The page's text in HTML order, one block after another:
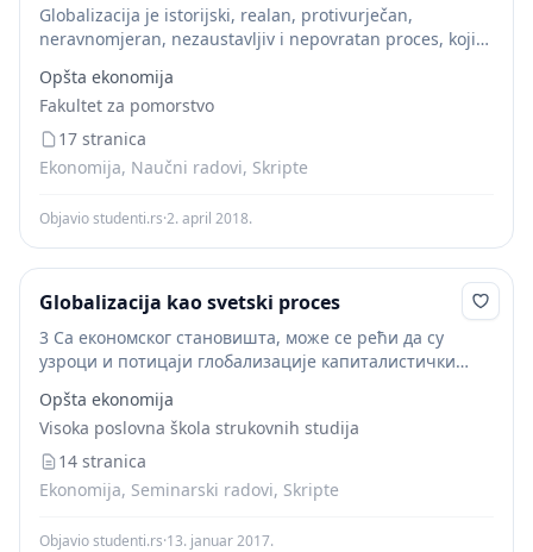
Globalizacija je istorijski, realan, protivurječan,
neravnomjeran, nezaustavljiv i nepovratan proces, koji
oblika, mehanizama i metoda ispoljavanja bitno mijenja
međunarodne ekonomske i druge odnose u smjeru...
Opšta ekonomija
Fakultet za pomorstvo
17 stranica
Ekonomija, Naučni radovi, Skripte
Objavio studenti.rs·2. april 2018.
Globalizacija kao svetski proces
3 Са економског становишта, може се рећи да су
узроци и потицаји глобализације капиталистички
међународна регулација. Тежња носиоца
глобализације је изједначавање цена производних
фактора на...
Opšta ekonomija
Visoka poslovna škola strukovnih studija
14 stranica
Ekonomija, Seminarski radovi, Skripte
Objavio studenti.rs·13. januar 2017.